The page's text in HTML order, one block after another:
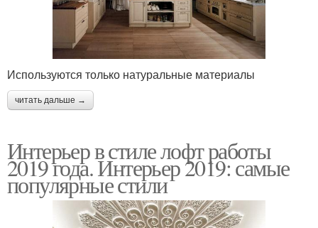
Используются только натуральные материалы
читать дальше →
Интерьер в стиле лофт работы
2019 года. Интерьер 2019: самые
популярные стили